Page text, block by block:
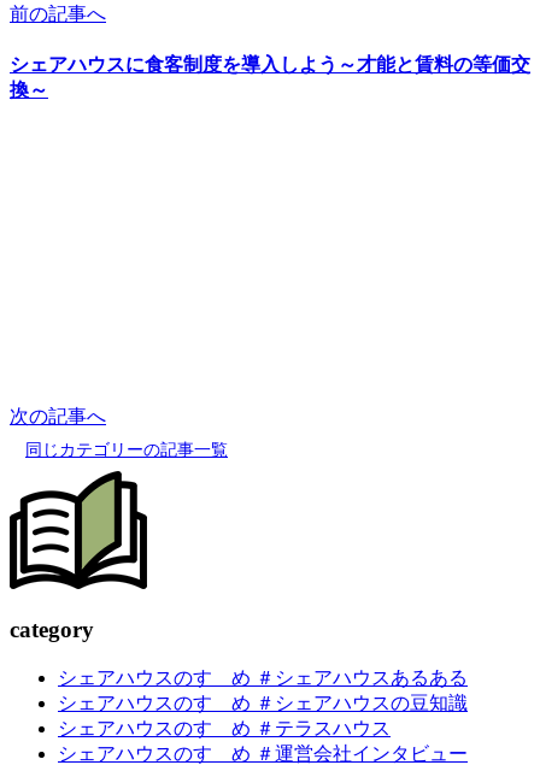
前の記事へ
シェアハウスに食客制度を導入しよう～才能と賃料の等価交
換～
次の記事へ
同じカテゴリーの記事一覧
category
シェアハウスのすゝめ ＃シェアハウスあるある
シェアハウスのすゝめ ＃シェアハウスの豆知識
シェアハウスのすゝめ ＃テラスハウス
シェアハウスのすゝめ ＃運営会社インタビュー